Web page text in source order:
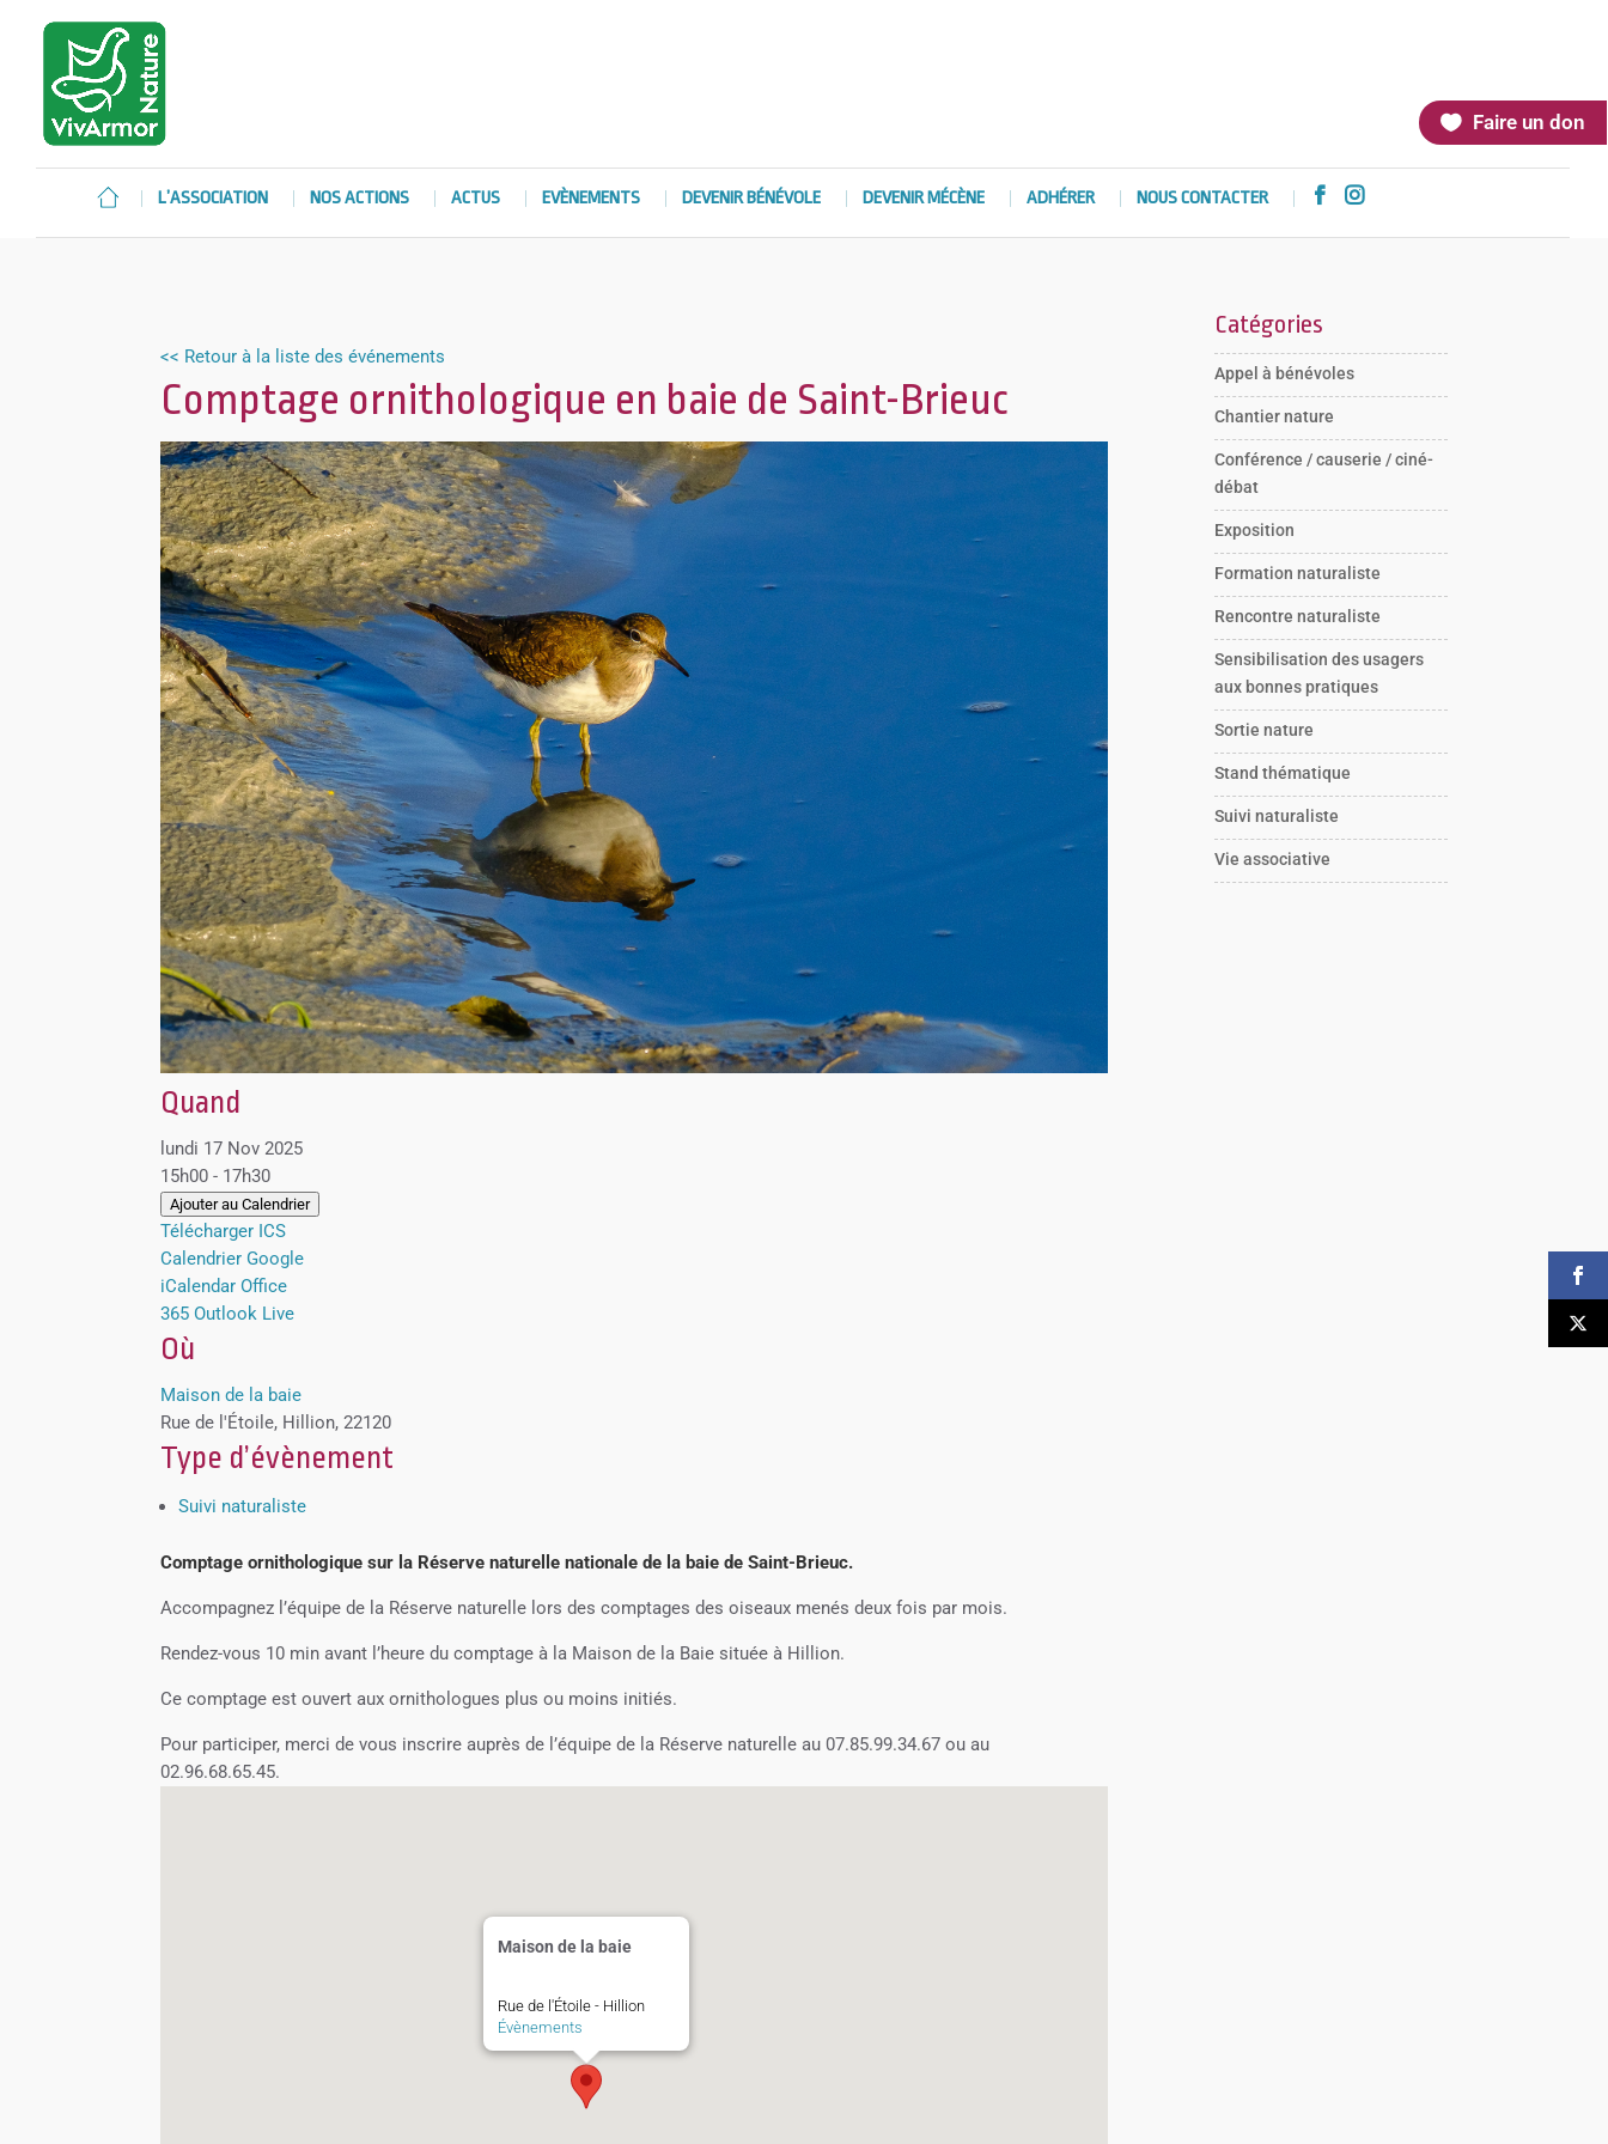
Faire un don
L’ASSOCIATION NOS ACTIONS ACTUS EVÈNEMENTS DEVENIR BÉNÉVOLE DEVENIR MÉCÈNE ADHÉRER NOUS CONTACTER  
<< Retour à la liste des événements
Comptage ornithologique en baie de Saint-Brieuc
Quand
lundi 17 Nov 2025
15h00 - 17h30
Ajouter au Calendrier
Télécharger ICS
Calendrier Google
iCalendar Office
365 Outlook Live
Où
Maison de la baie
Rue de l'Étoile, Hillion, 22120
Type d’évènement
Suivi naturaliste
Comptage ornithologique sur la Réserve naturelle nationale de la baie de Saint-Brieuc.
Accompagnez l’équipe de la Réserve naturelle lors des comptages des oiseaux menés deux fois par mois.
Rendez-vous 10 min avant l’heure du comptage à la Maison de la Baie située à Hillion.
Ce comptage est ouvert aux ornithologues plus ou moins initiés.
Pour participer, merci de vous inscrire auprès de l’équipe de la Réserve naturelle au 07.85.99.34.67 ou au
02.96.68.65.45.
Maison de la baie
Rue de l'Étoile - Hillion
Évènements
Catégories
Appel à bénévoles
Chantier nature
Conférence / causerie / ciné-
débat
Exposition
Formation naturaliste
Rencontre naturaliste
Sensibilisation des usagers
aux bonnes pratiques
Sortie nature
Stand thématique
Suivi naturaliste
Vie associative